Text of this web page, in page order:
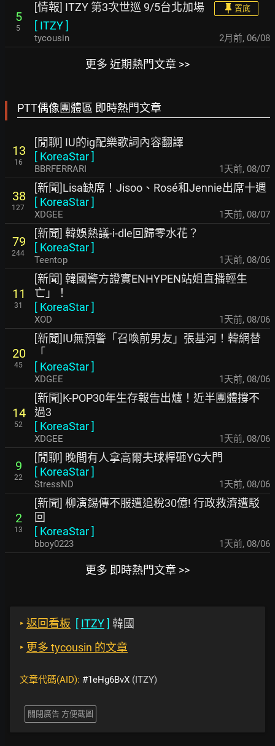
5
5
[情報] ITZY 第3次世巡 9/5台北加場 置底
[ ITZY]
tycousin 2月前, 06/08
更多 近期熱門文章 >>
PTT偶像團體區 即時熱門文章
13
16
[閒聊] IU的ig配樂歌詞內容翻譯
[ KoreaStar]
BBRFERRARI 1天前, 08/07
38
127
[新聞]Lisa缺席！Jisoo、Rosé和Jennie出席十週
[ KoreaStar]
XDGEE 1天前, 08/07
79
244
[新聞] 韓娛熱議-i-dle回歸零水花？
[ KoreaStar]
Teentop 1天前, 08/06
11
31
[新聞] 韓國警方證實ENHYPEN站姐直播輕生
亡」！
[ KoreaStar]
XOD 1天前, 08/06
20
45
[新聞]IU無預警「召喚前男友」張基河！韓網替
「
[ KoreaStar]
XDGEE 1天前, 08/06
14
52
[新聞]K-POP30年生存報告出爐！近半團體撐不
過3
[ KoreaStar]
XDGEE 1天前, 08/06
9
22
[閒聊] 晚間有人拿高爾夫球桿砸YG大門
[ KoreaStar]
StressND 1天前, 08/06
2
13
[新聞] 柳演錫傳不服遭追稅30億! 行政救濟遭駁
回
[ KoreaStar]
bboy0223 1天前, 08/06
更多 即時熱門文章 >>
‣ 返回看板 [ ITZY] 韓國
‣ 更多 tycousin 的文章
文章代碼(AID): #1eHg6BvX (ITZY)
關閉廣告 方便截圖